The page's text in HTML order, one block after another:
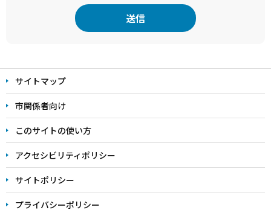
文
こ
こ
ま
で
サイトマップ
市関係者向け
このサイトの使い方
アクセシビリティポリシー
サイトポリシー
プライバシーポリシー